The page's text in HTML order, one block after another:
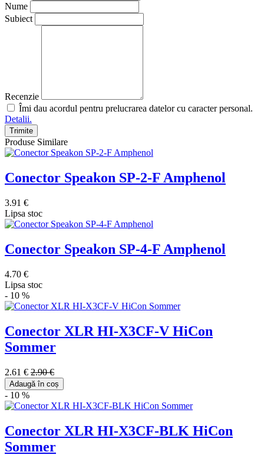
Nume
Subiect
Recenzie
Îmi dau acordul pentru prelucrarea datelor cu caracter personal.
Detalii.
Trimite
Produse Similare
Conector Speakon SP-2-F Amphenol
3.91 €
Lipsa stoc
Conector Speakon SP-4-F Amphenol
4.70 €
Lipsa stoc
- 10 %
Conector XLR HI-X3CF-V HiCon
Sommer
2.61 € 2.90 €
Adaugă în coș
- 10 %
Conector XLR HI-X3CF-BLK HiCon
Sommer